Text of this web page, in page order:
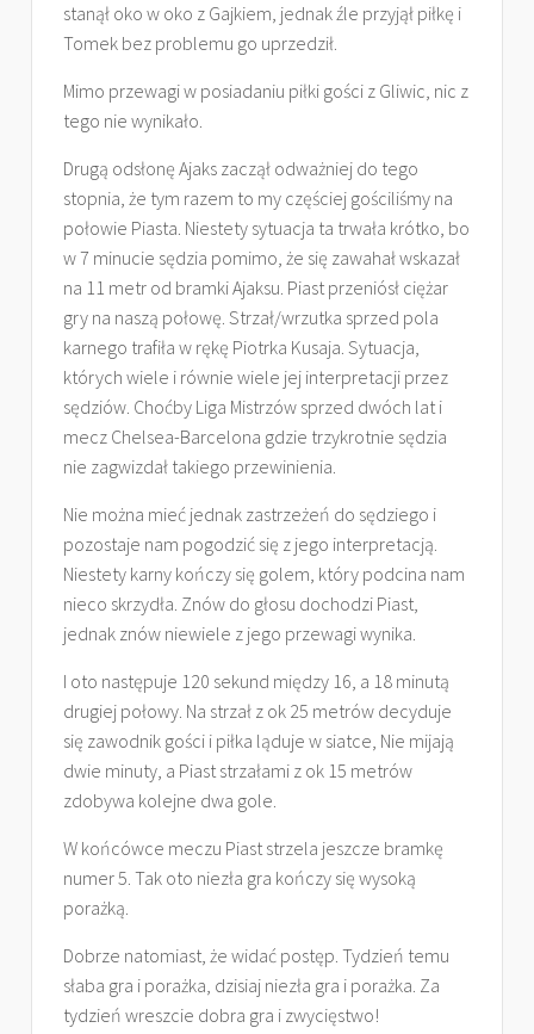
stanął oko w oko z Gajkiem, jednak źle przyjął piłkę i
Tomek bez problemu go uprzedził.
Mimo przewagi w posiadaniu piłki gości z Gliwic, nic z
tego nie wynikało.
Drugą odsłonę Ajaks zaczął odważniej do tego
stopnia, że tym razem to my częściej gościliśmy na
połowie Piasta. Niestety sytuacja ta trwała krótko, bo
w 7 minucie sędzia pomimo, że się zawahał wskazał
na 11 metr od bramki Ajaksu. Piast przeniósł ciężar
gry na naszą połowę. Strzał/wrzutka sprzed pola
karnego trafiła w rękę Piotrka Kusaja. Sytuacja,
których wiele i równie wiele jej interpretacji przez
sędziów. Choćby Liga Mistrzów sprzed dwóch lat i
mecz Chelsea-Barcelona gdzie trzykrotnie sędzia
nie zagwizdał takiego przewinienia.
Nie można mieć jednak zastrzeżeń do sędziego i
pozostaje nam pogodzić się z jego interpretacją.
Niestety karny kończy się golem, który podcina nam
nieco skrzydła. Znów do głosu dochodzi Piast,
jednak znów niewiele z jego przewagi wynika.
I oto następuje 120 sekund między 16, a 18 minutą
drugiej połowy. Na strzał z ok 25 metrów decyduje
się zawodnik gości i piłka ląduje w siatce, Nie mijają
dwie minuty, a Piast strzałami z ok 15 metrów
zdobywa kolejne dwa gole.
W końcówce meczu Piast strzela jeszcze bramkę
numer 5. Tak oto niezła gra kończy się wysoką
porażką.
Dobrze natomiast, że widać postęp. Tydzień temu
słaba gra i porażka, dzisiaj niezła gra i porażka. Za
tydzień wreszcie dobra gra i zwycięstwo!